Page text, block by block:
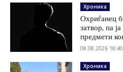
Хроника
Охриѓанец
затвор, па
предмети
08.08.2026 18:40
Хроника